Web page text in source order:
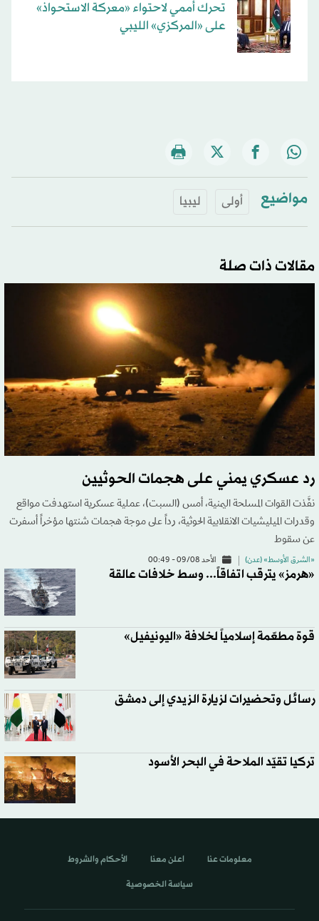
تحرك أممي لاحتواء «معركة الاستحواذ»
على «المركزي» الليبي
مواضيع أولى ليبيا
مقالات ذات صلة
رد عسكري يمني على هجمات الحوثيين
نفَّذت القوات المسلحة اليمنية، أمس (السبت)، عملية عسكرية استهدفت مواقع
وقدرات الميليشيات الانقلابية الحوثية، رداً على موجة هجمات شنتها مؤخراً أسفرت
عن سقوط
«الشرق الأوسط» (عدن) الأحد 09/08 - 00:49
«هرمز» يترقب اتفاقاً... وسط خلافات عالقة
قوة مطعّمة إسلامياً لخلافة «اليونيفيل»
رسائل وتحضيرات لزيارة الزيدي إلى دمشق
تركيا تقيّد الملاحة في البحر الأسود
معلومات عنا اعلن معنا الأحكام والشروط
سياسة الخصوصية